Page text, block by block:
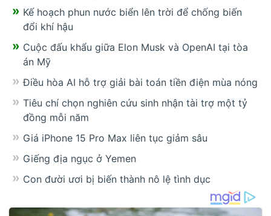
Kế hoạch phun nước biển lên trời để chống biến
đổi khí hậu
Cuộc đấu khẩu giữa Elon Musk và OpenAI tại tòa
án Mỹ
Điều hòa AI hỗ trợ giải bài toán tiền điện mùa nóng
Tiêu chí chọn nghiên cứu sinh nhận tài trợ một tỷ
đồng mỗi năm
Giá iPhone 15 Pro Max liên tục giảm sâu
Giếng địa ngục ở Yemen
Con đười ươi bị biến thành nô lệ tình dục